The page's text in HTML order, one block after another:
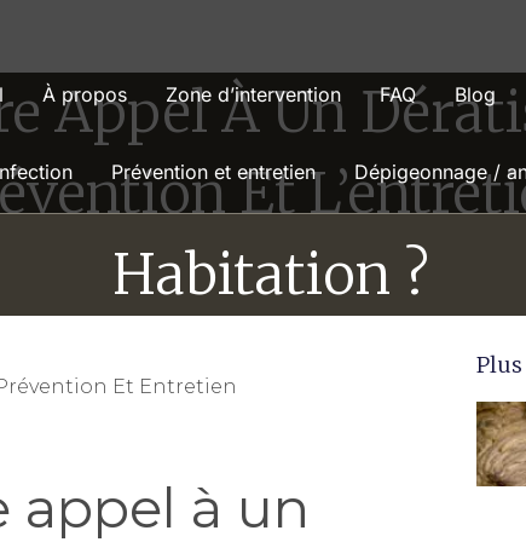
À propos Zone d’intervention FAQ Blog
Prévention et entretien Dépigeonnage /
Appel À Un
Et
Habitation ?
Et Entretien
appel à un